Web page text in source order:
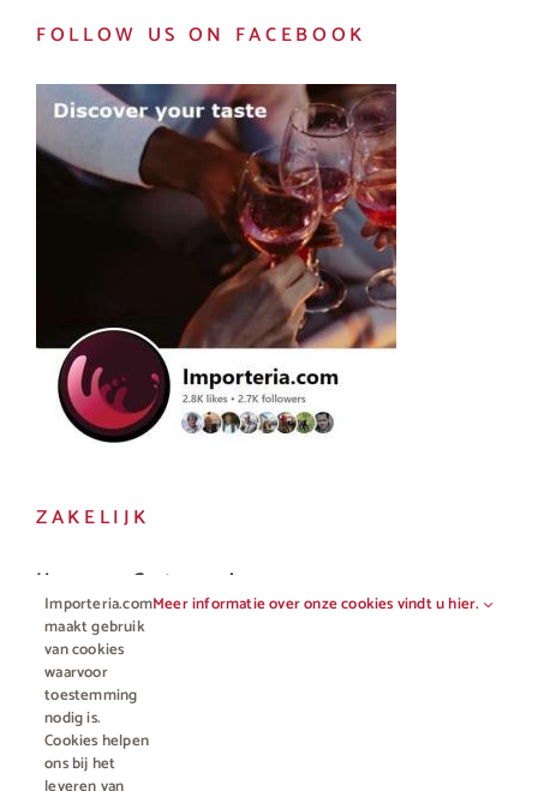
FOLLOW US ON FACEBOOK
ZAKELIJK
Horeca en Gastronomie
Vakhandel
Importeria.com
maakt gebruik
van cookies
waarvoor
toestemming
nodig is.
Cookies helpen
ons bij het
Meer informatie over onze cookies vindt u hier.